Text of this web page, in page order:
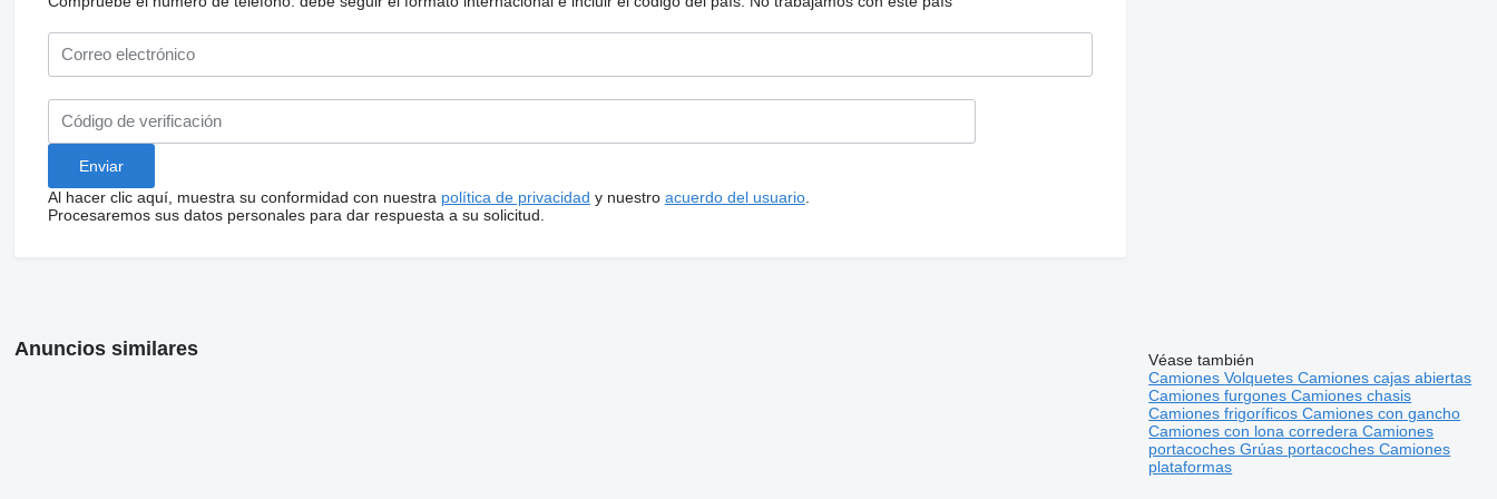
Al hacer clic aquí, muestra su conformidad con nuestra política de privacidad y nuestro acuerdo del usuario.
Procesaremos sus datos personales para dar respuesta a su solicitud.
Anuncios similares
Véase también
CamionesVolquetesCamiones cajas abiertas
Camiones furgonesCamiones chasis
Camiones frigoríficosCamiones con gancho
Camiones con lona correderaCamiones
portacochesGrúas portacochesCamiones
plataformas